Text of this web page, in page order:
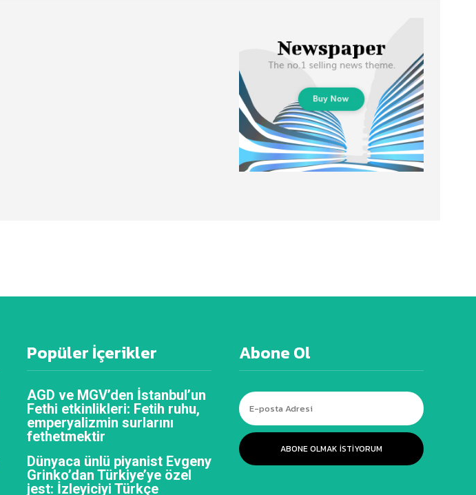
Popüler İçerikler
AGD ve MGV’den İstanbul’un
Fethi etkinlikleri: Fetih ruhu,
emperyalizmin surlarını
fethetmektir
Dünyaca ünlü piyanist Evgeny
Grinko’dan Türkiye’ye özel
jest: İzleyiciyi Türkçe
Abone Ol
ABONE OLMAK ISTIYORUM